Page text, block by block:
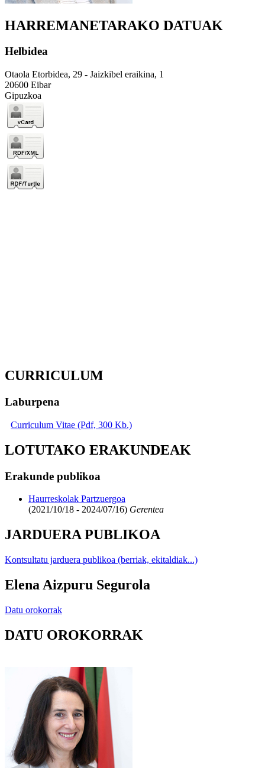
HARREMANETARAKO DATUAK
Helbidea
Otaola Etorbidea, 29 - Jaizkibel eraikina, 1
20600 Eibar
Gipuzkoa
CURRICULUM
Laburpena
Curriculum Vitae (Pdf, 300 Kb.)
LOTUTAKO ERAKUNDEAK
Erakunde publikoa
Haurreskolak Partzuergoa
(2021/10/18 - 2024/07/16) Gerentea
JARDUERA PUBLIKOA
Kontsultatu jarduera publikoa (berriak, ekitaldiak...)
Elena Aizpuru Segurola
Datu orokorrak
DATU OROKORRAK